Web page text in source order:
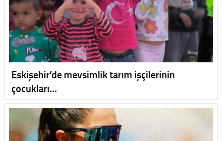
Eskişehir’de mevsimlik tarım işçilerinin
çocukları…